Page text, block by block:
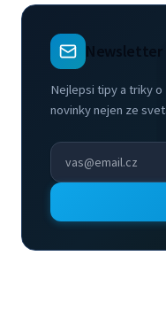
Newsletter
Nejlepsi tipy a triky o
novinky nejen ze